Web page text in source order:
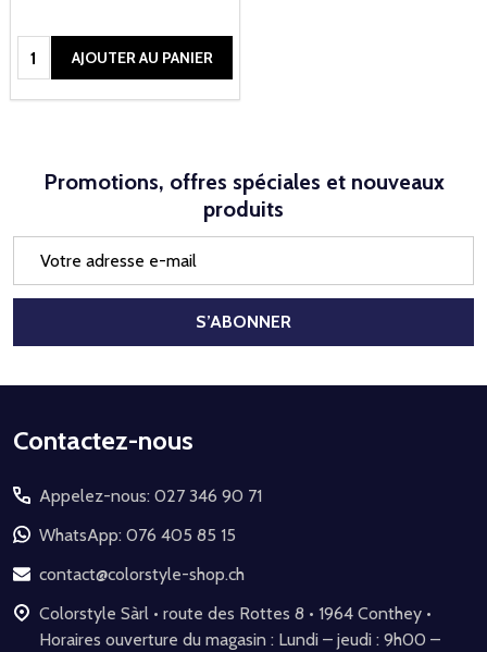
Quantité:AJOUTER AU PANIER
Promotions, offres spéciales et nouveaux
produits
mail
S’ABONNER
Début
pied
de
page
Contactez-nous
Appelez-nous: 027 346 90 71
WhatsApp: 076 405 85 15
contact@colorstyle-shop.ch
Colorstyle Sàrl • route des Rottes 8 • 1964 Conthey •
Horaires ouverture du magasin : Lundi – jeudi : 9h00 –